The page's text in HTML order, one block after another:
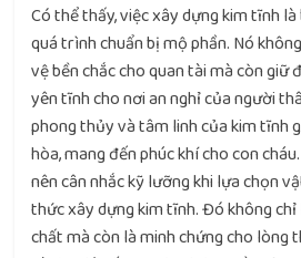
Có thể thấy, việc xây dựng kim tĩnh
quá trình chuẩn bị mộ phần. Nó
vệ bền chắc cho quan tài mà còn
yên tĩnh cho nơi an nghỉ của người
phong thủy và tâm linh của kim tĩnh
hòa, mang đến phúc khí cho con
nên cân nhắc kỹ lưỡng khi lựa chọn
thức xây dựng kim tĩnh. Đó không
chất mà còn là minh chứng cho lòng